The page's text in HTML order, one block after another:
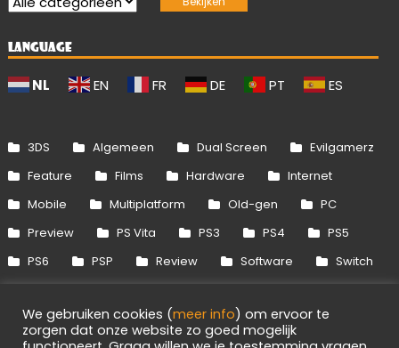
LANGUAGE
NL EN FR DE PT ES
3DS Algemeen Dual Screen
Evilgamerz
Feature
Films Hardware
Internet
Mobile
Multiplatform Old-gen
PC
Preview
PS Vita PS3 PS4
PS5
PS6
PSP Review Software
Switch
Xbox 360
Xbox One Xbox Series
We gebruiken cookies (meer info) om ervoor te
zorgen dat onze website zo goed mogelijk